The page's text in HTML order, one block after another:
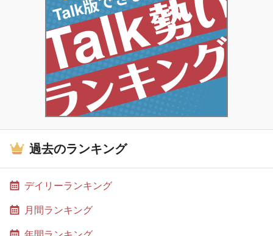
過去のランキング
デイリーランキング
月間ランキング